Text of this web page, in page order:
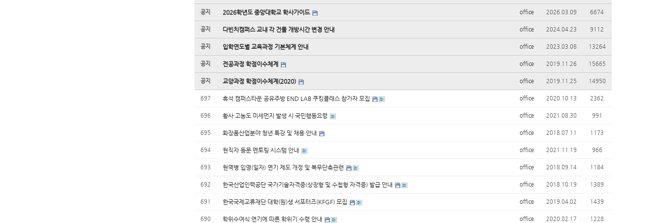
공지 2026학년도 중앙대학교 학사가이드 office 2026.03.09 6674
공지 다빈치캠퍼스 교내 각 건물 개방시간 변경 안내 office 2024.04.23 9112
공지 입학연도별 교육과정 기본체계 안내 office 2023.03.08 13264
공지 전공과정 학점이수체계 office 2019.11.26 15665
공지 교양과정 학점이수체계(2020) office 2019.11.25 14950
697 흑석 캠퍼스타운 공유주방 END LAB 쿠킹클래스 참가자 모집 office 2020.10.13 2362
696 황사·고농도 미세먼지 발생 시 국민행동요령 office 2021.08.30 991
695 화장품산업분야 청년 특강 및 채용 안내 office 2018.07.11 1173
694 현직자 동문 멘토링 시스템 안내 office 2021.11.19 966
693 현역병 입영(일자) 연기 제도 개정 및 복무단축관련 office 2018.09.14 1184
692 한국산업인력공단 국가기술자격증(상장형 및 수첩형 자격증) 발급 안내 office 2018.10.19 1389
691 한국국제교류재단 대학(원)생 서포터즈(KFGF) 모집 office 2019.04.02 1439
690 학위수여식 연기에 따른 학위기 수령 안내 office 2020.02.17 1228